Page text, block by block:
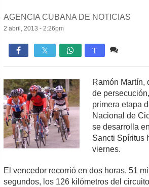
AGENCIA CUBANA DE NOTICIAS
2 abril, 2013 - 2:26pm
 T
Ramón Martín,
de
primera etapa
Nacional de
se desarrolla
Sancti Spíritus
viernes.
El vencedor recorrió en dos horas, 51
segundos, los 126 kilómetros del